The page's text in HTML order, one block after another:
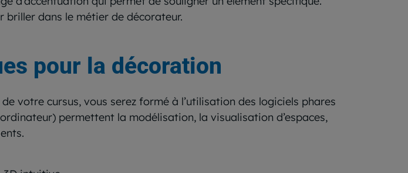
briller dans le métier de décorateur.
pour la décoration
votre cursus, vous serez formé à l’utilisation des logiciels phares
permettent la modélisation, la visualisation d’espaces,